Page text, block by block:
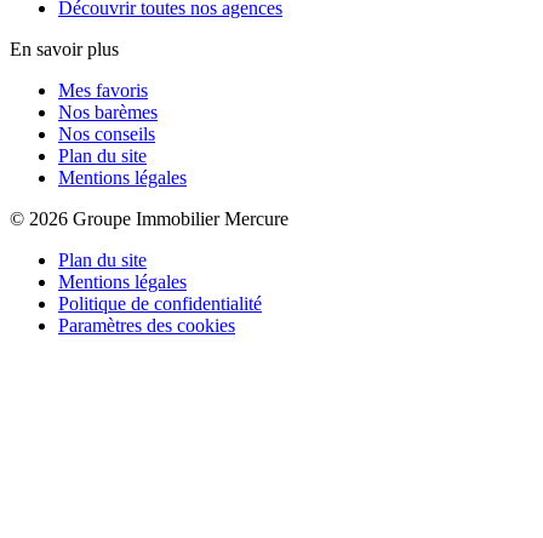
Découvrir toutes nos agences
En savoir plus
Mes favoris
Nos barèmes
Nos conseils
Plan du site
Mentions légales
© 2026 Groupe Immobilier Mercure
Plan du site
Mentions légales
Politique de confidentialité
Paramètres des cookies